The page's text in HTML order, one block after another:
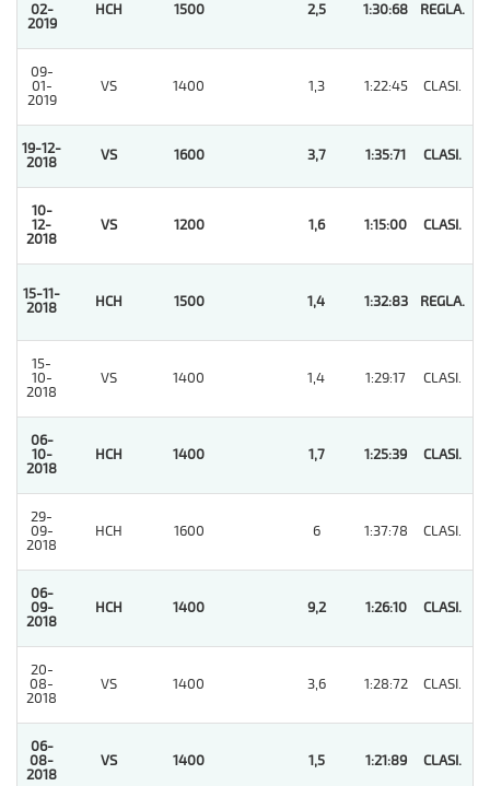
02-
2019
HCH 1500 2,5 1:30:68 REGLA.
09-
01-
2019
VS 1400 1,3 1:22:45 CLASI.
19-12-
2018
VS 1600 3,7 1:35:71 CLASI.
10-
12-
2018
VS 1200 1,6 1:15:00 CLASI.
15-11-
2018
HCH 1500 1,4 1:32:83 REGLA.
15-
10-
2018
VS 1400 1,4 1:29:17 CLASI.
06-
10-
2018
HCH 1400 1,7 1:25:39 CLASI.
29-
09-
2018
HCH 1600 6 1:37:78 CLASI.
06-
09-
2018
HCH 1400 9,2 1:26:10 CLASI.
20-
08-
2018
VS 1400 3,6 1:28:72 CLASI.
06-
08-
2018
VS 1400 1,5 1:21:89 CLASI.